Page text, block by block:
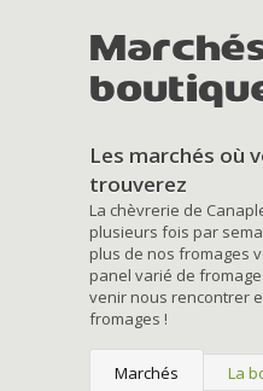
Les marchés où
trouverez
La chèvrerie de
plusieurs fois par
plus de nos fromages
panel varié de
venir nous rencontrer
fromages !
Marchés La